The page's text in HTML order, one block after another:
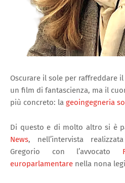
Oscurare il sole per raffreddare
un film di fantascienza, ma il
più concreto: la geoingegneria
Di questo e di molto altro si è
News, nell’intervista
Gregorio con l’avvocato
europarlamentare nella nona